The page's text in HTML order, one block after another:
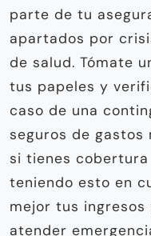
parte de tu
apartados por
de salud. Tómate
tus papeles y
caso de una
seguros de gastos
si tienes
teniendo esto en
mejor tus
atender